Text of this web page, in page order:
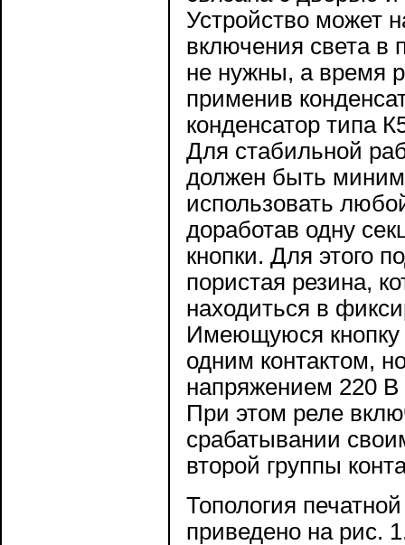
Устройство может
включения света в
не нужны, а время
применив
конденсатор типа
Для стабильной
должен быть
использовать
доработав одну
кнопки. Для этого
пористая резина,
находиться в
Имеющуюся кнопку
одним контактом,
напряжением 220 В
При этом реле
срабатывании
второй группы
Топология
приведено на рис.